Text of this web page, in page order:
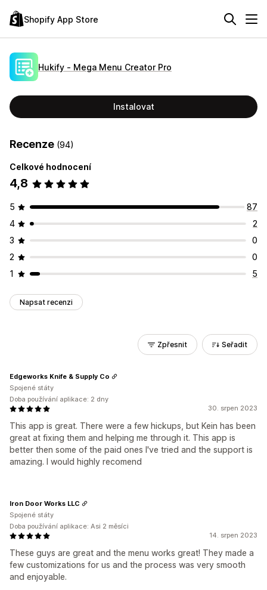
Shopify App Store
Hukify ‑ Mega Menu Creator Pro
Instalovat
Recenze (94)
Celkové hodnocení
4,8
5
87
4
2
3
0
2
0
1
5
Napsat recenzi
Zpřesnit Seřadit
30. srpen 2023
This app is great. There were a few hickups, but Kein has been
great at fixing them and helping me through it. This app is
better then some of the paid ones I've tried and the support is
amazing. I would highly recomend
Edgeworks Knife & Supply Co
Spojené státy
Doba používání aplikace: 2 dny
14. srpen 2023
These guys are great and the menu works great! They made a
few customizations for us and the process was very smooth
and enjoyable.
Iron Door Works LLC
Spojené státy
Doba používání aplikace: Asi 2 měsíci